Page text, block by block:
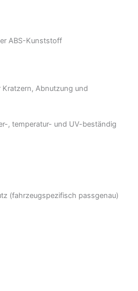
ABS-Kunststoff
Abnutzung und
, temperatur- und UV-beständig
(fahrzeugspezifisch passgenau)